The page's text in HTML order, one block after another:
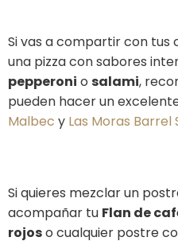
Si vas a compartir con
una pizza con sabores
pepperoni o salami,
pueden hacer un
Malbec y Las Moras
Siquieres mezclar un
acompañar tu Flan de
rojoso cualquier postre